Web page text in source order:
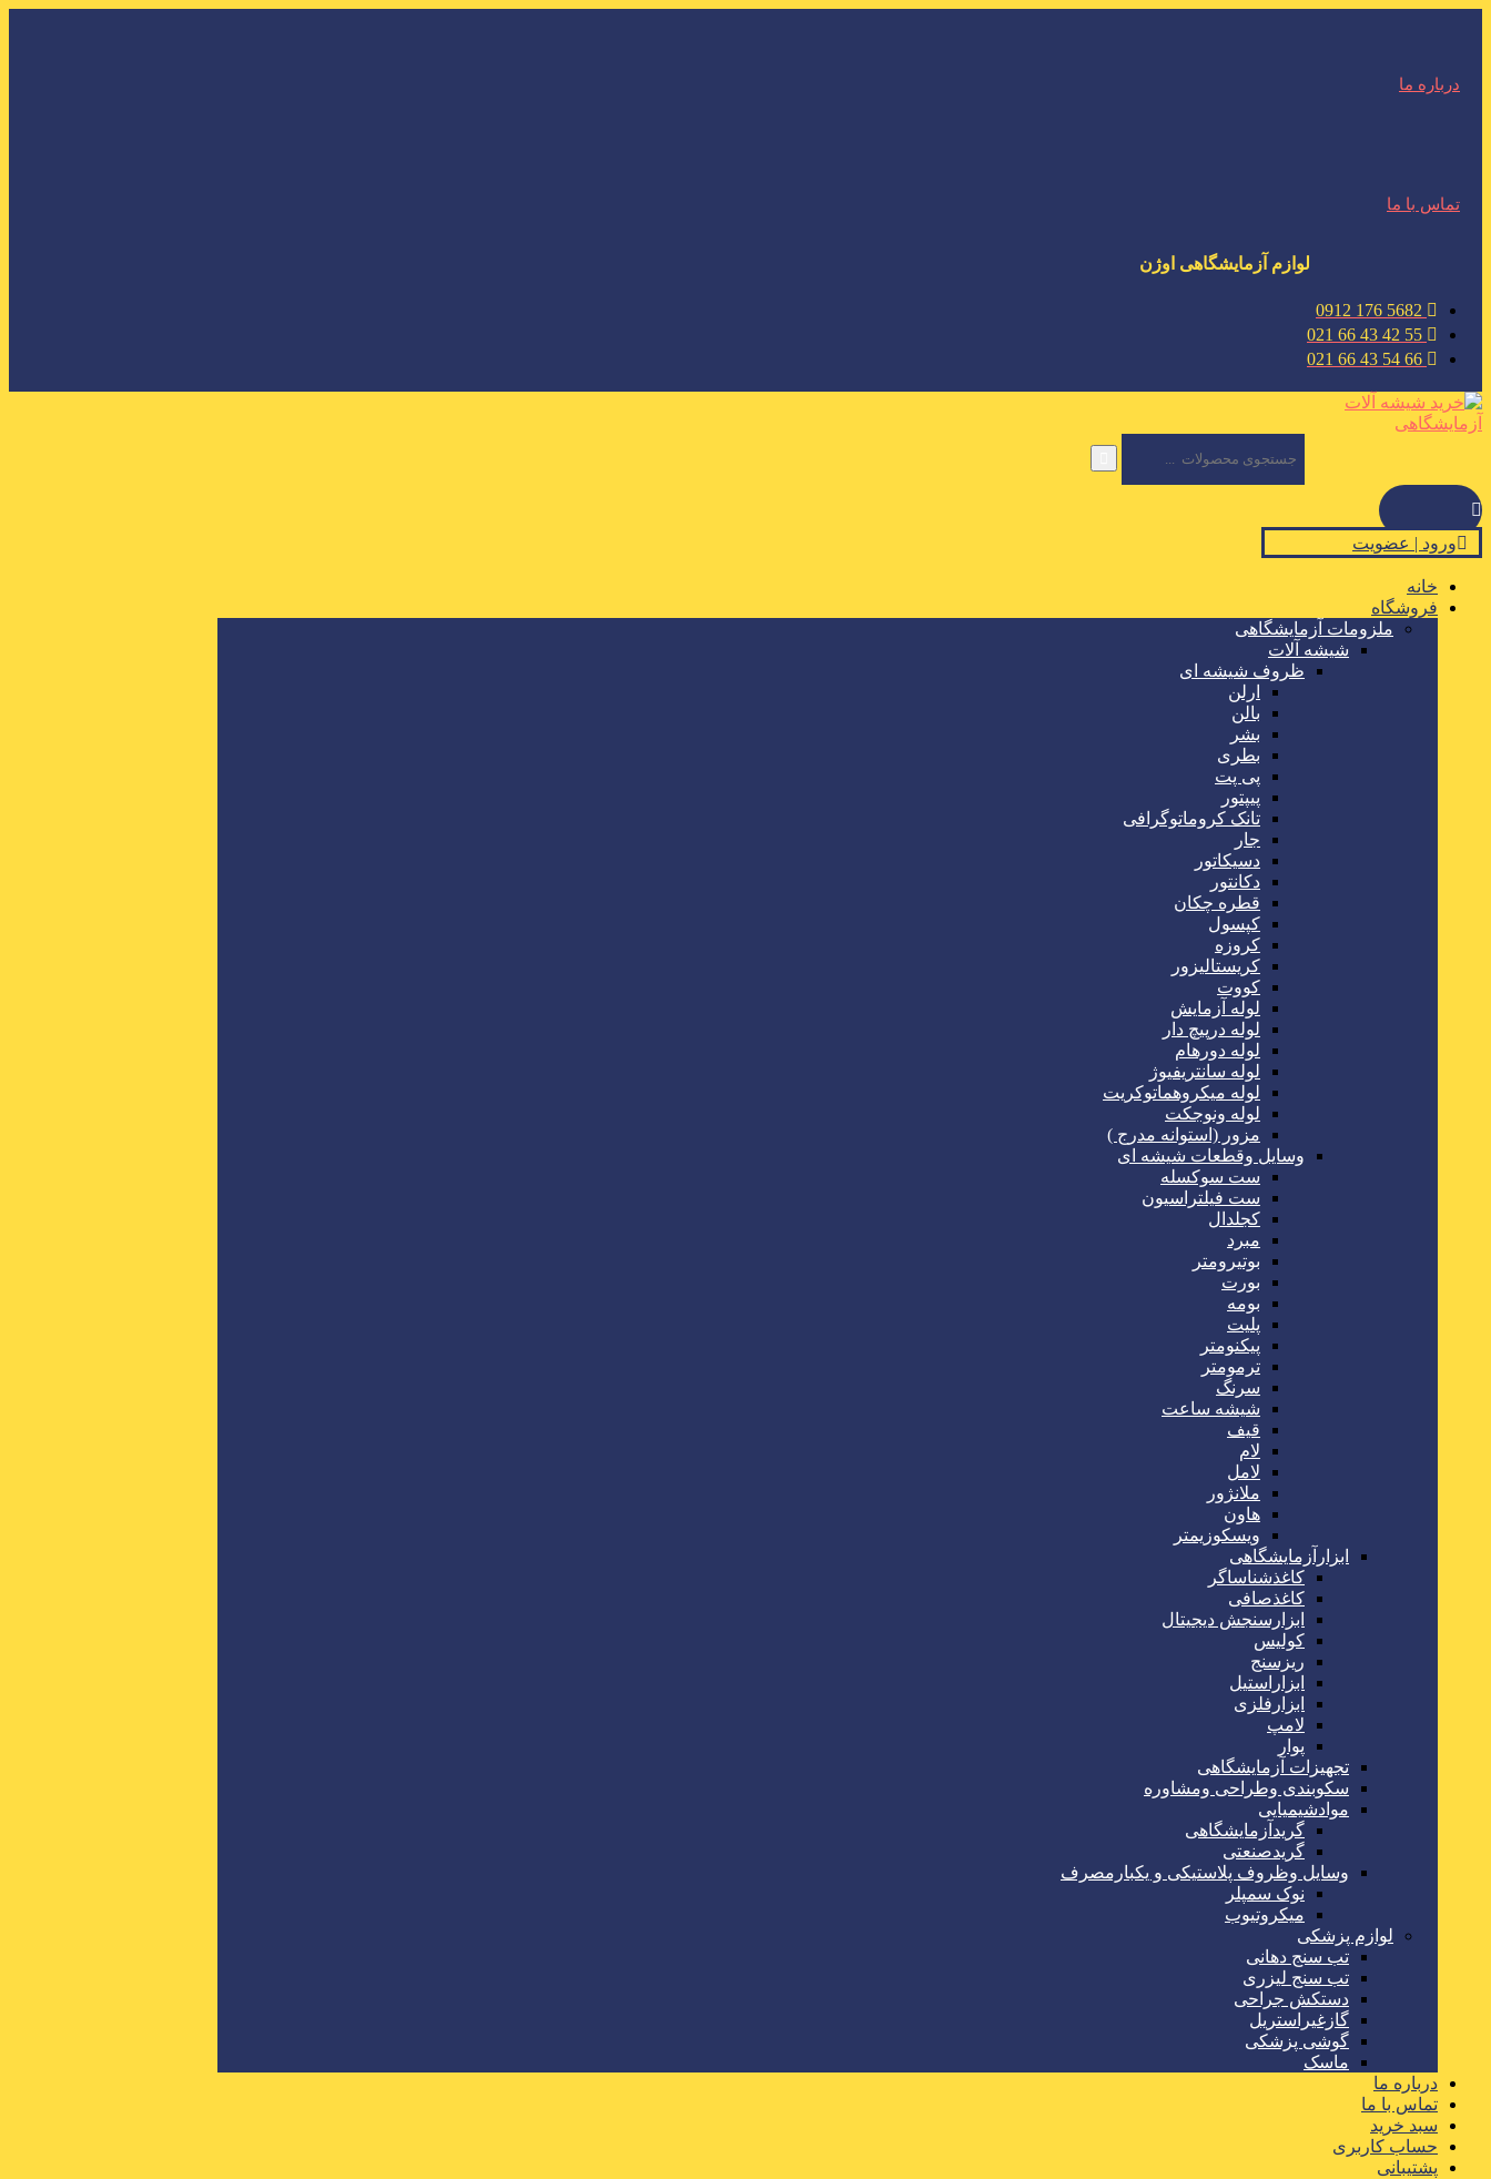
درباره ما
تماس با ما
لوازم آزمایشگاهی اوژن
5682 176 0912
55 42 43 66 021
66 54 43 66 021
ورود | عضویت
خانه
فروشگاه
ملزومات آزمایشگاهی
شیشه آلات
ظروف شیشه ای
ارلن
بالن
بشر
بطری
پی پت
پیپتور
تانک کروماتوگرافی
جار
دسیکاتور
دکانتور
قطره چکان
کپسول
کروزه
کریستالیزور
کووت
لوله آزمایش
لوله درپیچ دار
لوله دورهام
لوله سانتریفیوژ
لوله میکروهماتوکریت
لوله ونوجکت
مزور (استوانه مدرج )
وسایل وقطعات شیشه ای
ست سوکسله
ست فیلتراسیون
کجلدال
مبرد
بوتیرومتر
بورت
بومه
پلیت
پیکنومتر
ترمومتر
سرنگ
شیشه ساعت
قیف
لام
لامل
ملانژور
هاون
ویسکوزیمتر
ابزارآزمایشگاهی
کاغذشناساگر
کاغذصافی
ابزارسنجش دیجیتال
کولیس
ریزسنج
ابزاراستیل
ابزارفلزی
لامپ
پوار
تجهیزات آزمایشگاهی
سکوبندی وطراحی ومشاوره
موادشیمیایی
گریدآزمایشگاهی
گریدصنعتی
وسایل وظروف پلاستیکی و یکبارمصرف
نوک سمپلر
میکروتیوب
لوازم پزشکی
تب سنج دهانی
تب سنج لیزری
دستکش جراحی
گازغیراستریل
گوشی پزشکی
ماسک
درباره ما
تماس با ما
سبد خرید
حساب کاربری
پشتیبانی